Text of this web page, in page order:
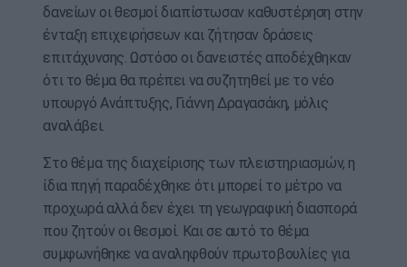
δανείων οι θεσμοί διαπίστωσαν καθυστέρηση στην
ένταξη επιχειρήσεων και ζήτησαν δράσεις
επιτάχυνσης. Ωστόσο οι δανειστές αποδέχθηκαν
ότι το θέμα θα πρέπει να συζητηθεί με το νέο
υπουργό Ανάπτυξης, Γιάννη Δραγασάκη, μόλις
αναλάβει.
Στο θέμα της διαχείρισης των πλειστηριασμών, η
ίδια πηγή παραδέχθηκε ότι μπορεί το μέτρο να
προχωρά αλλά δεν έχει τη γεωγραφική διασπορά
που ζητούν οι θεσμοί. Και σε αυτό το θέμα
συμφωνήθηκε να αναληφθούν πρωτοβουλίες για